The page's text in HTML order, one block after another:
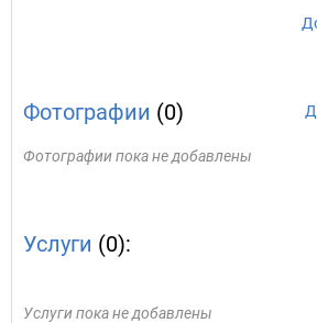
Фотографии (0)
Фотографии пока не добавлены
Услуги (0):
Услуги пока не добавлены